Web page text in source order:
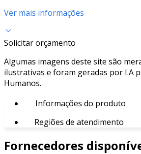
Ver mais informações
Solicitar orçamento
Algumas imagens deste site são
ilustrativas e foram geradas por I.A
Humanos.
Informações do produto
Regiões de atendimento
Fornecedores